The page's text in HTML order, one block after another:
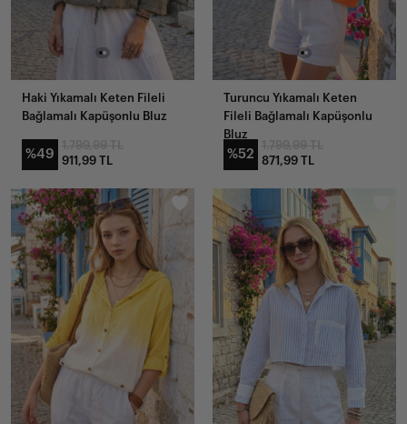
Haki Yıkamalı Keten Fileli
Bağlamalı Kapüşonlu Bluz
%49
911,99 TL
Turuncu Yıkamalı Keten
Fileli Bağlamalı Kapüşonlu
Bluz
%52
871,99 TL
YENI
GELENLER
YENI
GELENLER